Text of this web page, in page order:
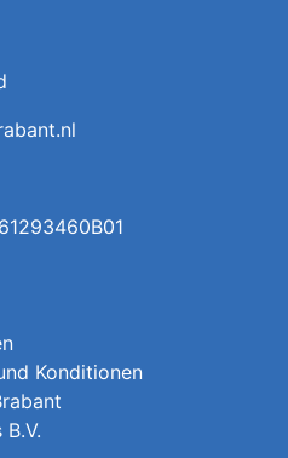
Konditionen